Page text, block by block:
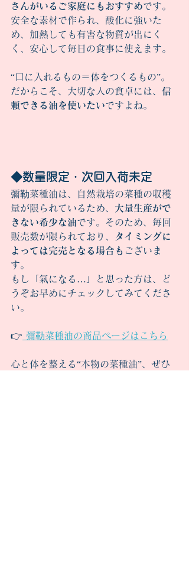
さんがいるご家庭にもおすすめです。
安全な素材で作られ、酸化に強いた
め、加熱しても有害な物質が出にく
く、安心して毎日の食事に使えます。
“口に入れるもの＝体をつくるもの”。
だからこそ、大切な人の食卓には、 信
頼できる油を使いたいですよね。
◆数量限定・次回入荷未定
彌勒菜種油は、自然栽培の菜種の収穫
量が限られているため、 大量生産がで
きない希少な油です。そのため、毎回
販売数が限られており、
タイミングに
よっては完売となる場合も ございま
す。
もし「氣になる…」と思った方は、ど
うぞお早めにチェックしてみてくださ
い。
👉 彌勒菜種油の商品ページはこちら
心と体を整える“本物の菜種油”、ぜひ